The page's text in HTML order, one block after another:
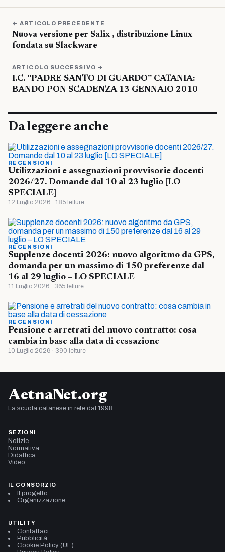
← ARTICOLO PRECEDENTE
Nuova versione per Salix , distribuzione Linux
fondata su Slackware
ARTICOLO SUCCESSIVO →
I.C. ”PADRE SANTO DI GUARDO” CATANIA:
BANDO PON SCADENZA 13 GENNAIO 2010
Da leggere anche
RECENSIONI
Utilizzazioni e assegnazioni provvisorie docenti
2026/27. Domande dal 10 al 23 luglio [LO
SPECIALE]
12 Luglio 2026 · 185 letture
RECENSIONI
Supplenze docenti 2026: nuovo algoritmo da GPS,
domanda per un massimo di 150 preferenze dal
16 al 29 luglio – LO SPECIALE
11 Luglio 2026 · 365 letture
RECENSIONI
Pensione e arretrati del nuovo contratto: cosa
cambia in base alla data di cessazione
10 Luglio 2026 · 390 letture
AetnaNet.org
La scuola catanese in rete dal 1998
SEZIONI
Notizie
Normativa
Didattica
Video
IL CONSORZIO
Il progetto
Organizzazione
UTILITY
Contattaci
Pubblicità
Cookie Policy (UE)